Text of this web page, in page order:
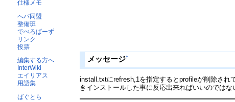
仕様メモ
へパ同盟
整備班
でべろぱーず
リンク
投票
編集する方へ
InterWiki
エイリアス
用語集
ばぐとら
メッセージ†
install.txtにrefresh,1を指定するとprofileが削除され
きインストールした事に反応出来ればいいのではな